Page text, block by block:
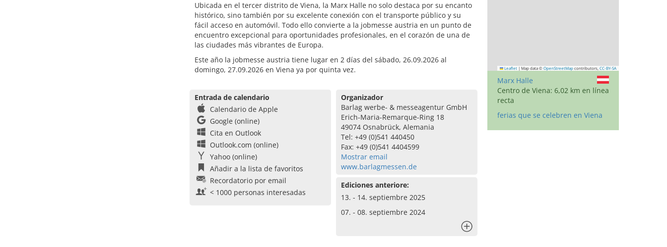
Ubicada en el tercer distrito de Viena, la Marx Halle no solo destaca por su encanto
histórico, sino también por su excelente conexión con el transporte público y su
fácil acceso en automóvil. Todo ello convierte a la jobmesse austria en un punto de
encuentro excepcional para oportunidades profesionales, en el corazón de una de
las ciudades más vibrantes de Europa.
Este año la jobmesse austria tiene lugar en 2 días del sábado, 26.09.2026 al
domingo, 27.09.2026 en Viena ya por quinta vez.
Entrada de calendario
Calendario de Apple
Google (online)
Cita en Outlook
Outlook.com (online)
Yahoo (online)
Añadir a la lista de favoritos
Recordatorio por email
< 1000 personas interesadas
Organizador
Barlag werbe- & messeagentur GmbH
Erich-Maria-Remarque-Ring 18
49074 Osnabrück, Alemania
Tel: +49 (0)541 440450
Fax: +49 (0)541 4404599
Mostrar email
www.barlagmessen.de
Ediciones anteriore:
13. - 14. septiembre 2025
07. - 08. septiembre 2024
Leaflet | Map data © OpenStreetMap contributors, CC-BY-SA
Marx Halle
Centro de Viena: 6,02 km en línea
recta
ferias que se celebren en Viena